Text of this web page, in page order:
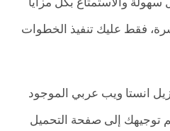
سهولة والاستمتاع بكل مزايا
فقط عليك تنفيذ الخطوات
انستا ويب عربي الموجود
توجيهك إلى صفحة التحميل